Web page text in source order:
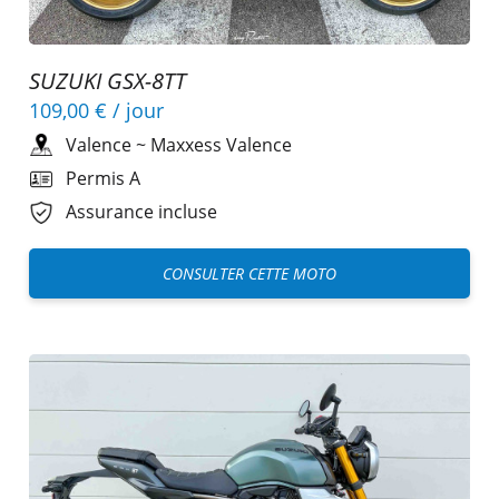
SUZUKI GSX-8TT
109,00 € / jour
Valence~ Maxxess Valence
Permis A
Assurance incluse
CONSULTER CETTE MOTO